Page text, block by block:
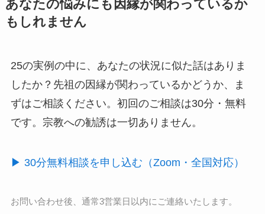
あなたの悩みにも因縁が関わっているか
もしれません
25の実例の中に、あなたの状況に似た話はありま
したか？先祖の因縁が関わっているかどうか、ま
ずはご相談ください。初回のご相談は30分・無料
です。宗教への勧誘は一切ありません。
▶ 30分無料相談を申し込む（Zoom・全国対応）
お問い合わせ後、通常3営業日以内にご連絡いたします。